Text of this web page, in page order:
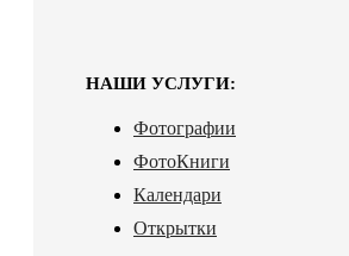
НАШИ УСЛУГИ:
Фотографии
ФотоКниги
Календари
Открытки